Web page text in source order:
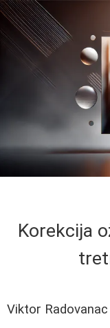
Korekcija
Viktor Radovanac